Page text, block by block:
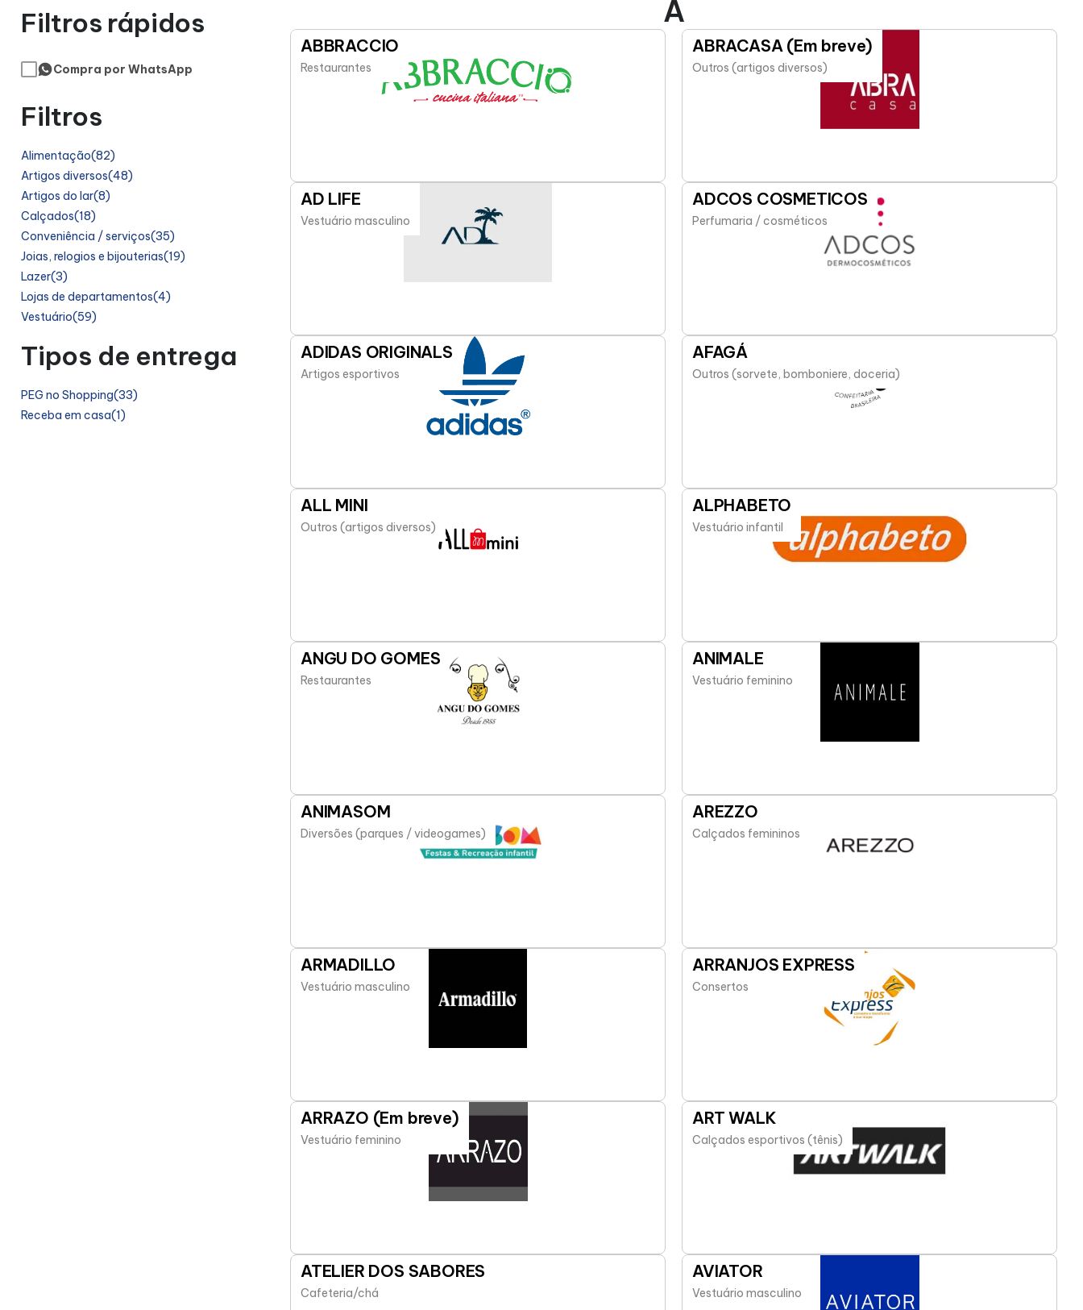
Filtros rápidos
Compra por WhatsApp
Filtros
Alimentação(82)
Artigos diversos(48)
Artigos do lar(8)
Calçados(18)
Conveniência / serviços(35)
Joias, relogios e bijouterias(19)
Lazer(3)
Lojas de departamentos(4)
Vestuário(59)
Tipos de entrega
PEG no Shopping(33)
Receba em casa(1)
A
ABBRACCIO
Restaurantes
ABRACASA (Em breve)
Outros (artigos diversos)
AD LIFE
Vestuário masculino
ADCOS COSMETICOS
Perfumaria / cosméticos
ADIDAS ORIGINALS
Artigos esportivos
AFAGÁ
Outros (sorvete, bomboniere, doceria)
ALL MINI
Outros (artigos diversos)
ALPHABETO
Vestuário infantil
ANGU DO GOMES
Restaurantes
ANIMALE
Vestuário feminino
ANIMASOM
Diversões (parques / videogames)
AREZZO
Calçados femininos
ARMADILLO
Vestuário masculino
ARRANJOS EXPRESS
Consertos
ARRAZO (Em breve)
Vestuário feminino
ART WALK
Calçados esportivos (tênis)
ATELIER DOS SABORES
Cafeteria/chá
AVIATOR
Vestuário masculino